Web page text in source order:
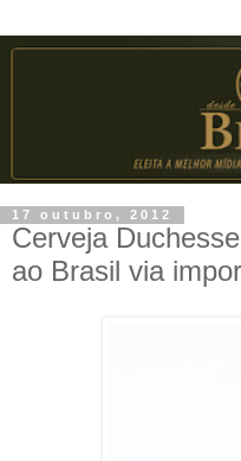
17 outubro, 2012
Cerveja
ao Brasil via